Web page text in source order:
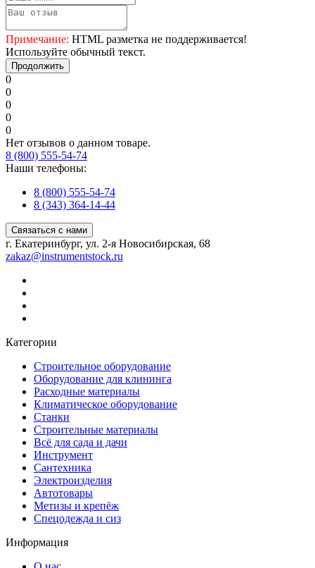
Примечание: HTML разметка не поддерживается!
Используйте обычный текст.
Продолжить
0
0
0
0
0
Нет отзывов о данном товаре.
8 (800) 555-54-74
Наши телефоны:
8 (800) 555-54-74
8 (343) 364-14-44
Связаться с нами
г. Екатеринбург, ул. 2-я Новосибирская, 68
zakaz@instrumentstock.ru
Категории
Строительное оборудование
Оборудование для клининга
Расходные материалы
Климатическое оборудование
Станки
Строительные материалы
Всё для сада и дачи
Инструмент
Сантехника
Электроизделия
Автотовары
Метизы и крепёж
Спецодежда и сиз
Информация